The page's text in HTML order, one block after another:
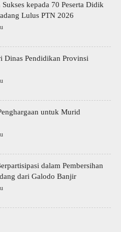
Sukses kepada 70 Peserta Didik
Lulus PTN 2026
Dinas Pendidikan Provinsi
untuk Murid
dalam Pembersihan
dari Galodo Banjir